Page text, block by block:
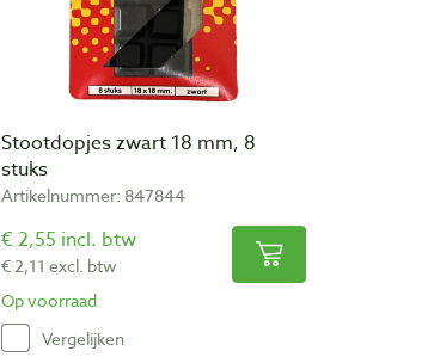
Stootdopjes zwart 18 mm, 8
stuks
Artikelnummer: 847844
€ 2,55 incl. btw
€ 2,11 excl. btw
Op voorraad
Vergelijken